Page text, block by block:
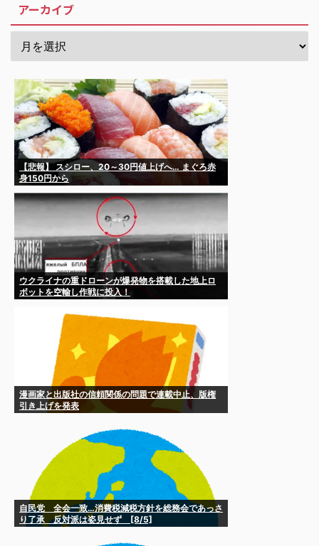
アーカイブ
【悲報】 スシロー、20～30円値上げへ… まぐろ赤
身150円から
ウクライナの重ドローンが爆発物を搭載した地上ロ
ボットを空輸し作戦に投入！
漫画家と出版社の信頼関係の問題で連載中止、版権
引き上げを発表
自民党 全会一致…消費税減税方針を総務会であっさ
り了承 反対派は姿見せず [8/5]